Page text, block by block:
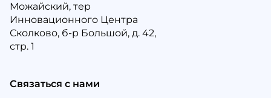
Можайский, тер
Инновационного Центра
Сколково, б-р Большой, д. 42,
стр. 1
Связаться с нами